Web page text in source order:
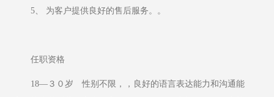
5、 为客户提供良好的售后服务。。
任职资格
18—３０岁　性别不限，，良好的语言表达能力和沟通能